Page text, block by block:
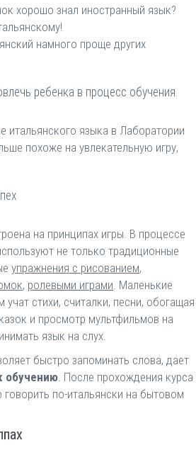
хорошо знал иностранный язык?
намного проще других
ребенка в процесс обучения.
итальянского языка в Лаборатории
похоже на увлекательную игру,
на принципах игры. В процессе
не только традиционные
упражнения с рисованием,
, ролевыми играми. Маленькие
учат стихи, считалки, песни, обогащая
и просмотр мультфильмов на
язык на слух.
быстро запоминать слова, дает
обучению. После прохождения курса
по-итальянски на бытовом